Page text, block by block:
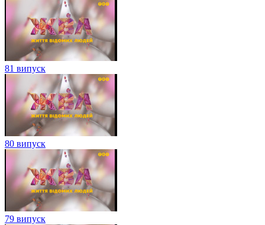
81 випуск
80 випуск
79 випуск